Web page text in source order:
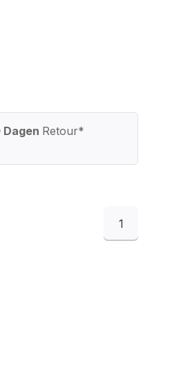
Dagen Retour*
1